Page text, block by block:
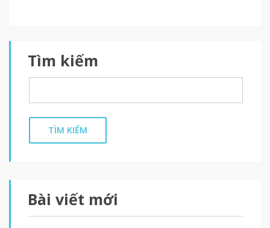
Tìm kiếm
TÌM KIẾM
Bài viết mới